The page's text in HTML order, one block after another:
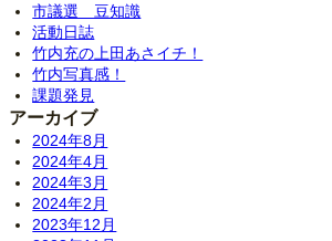
市議選 豆知識
活動日誌
竹内充の上田あさイチ！
竹内写真感！
課題発見
アーカイブ
2024年8月
2024年4月
2024年3月
2024年2月
2023年12月